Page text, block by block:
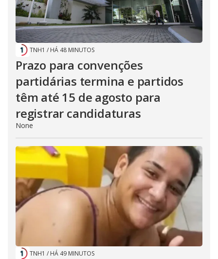
TNH1 / HÁ 48 MINUTOS
Prazo para convenções
partidárias termina e partidos
têm até 15 de agosto para
registrar candidaturas
None
TNH1 / HÁ 49 MINUTOS